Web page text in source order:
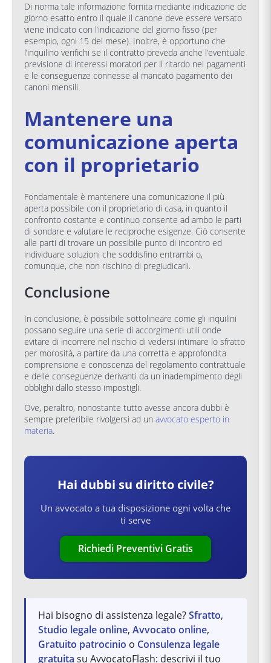
Di norma tale informazione fornita mediante indicazione de
giorno esatto entro il quale il canone deve essere versato
viene indicato con l’indicazione del giorno fisso (per
esempio, ogni 15 del mese). Inoltre, è opportuno che
l’inquilino verifichi se il contratto preveda anche l’eventuale
previsione di interessi moratori per il ritardo nei pagamenti
e le conseguenze connesse al mancato pagamento dei
canoni mensili.
Mantenere una
comunicazione aperta
con il proprietario
Fondamentale è mantenere una comunicazione il più
aperta possibile con il proprietario di casa, in quanto il
confronto costante e continuo consente ad ambo le parti
di sondare e valutare le reciproche esigenze. Ciò consente
alle parti di trovare un possibile punto di incontro ed
individuare soluzioni che soddisfino entrambi o,
comunque, che non rischino di pregiudicarli.
Conclusione
In conclusione, è possibile sottolineare come gli inquilini
possano seguire una serie di accorgimenti utili onde
evitare di incorrere nel rischio di vedersi intimare lo sfratto
per morosità, a partire da una corretta e approfondita
comprensione e conoscenza del regolamento contrattuale
e delle conseguenze derivanti da un inadempimento degli
obblighi dallo stesso impostigli.
Ove, peraltro, nonostante tutto avesse ancora dubbi è
sempre preferibile rivolgersi ad un avvocato esperto in
materia.
Hai dubbi su diritto civile?
Un avvocato a tua disposizione ogni volta che
ti serve
Richiedi Preventivi Gratis
Hai bisogno di assistenza legale?Sfratto,
Studio legale online, Avvocato online,
Gratuito patrocinio o Consulenza legale
gratuita su AvvocatoFlash: descrivi il tuo